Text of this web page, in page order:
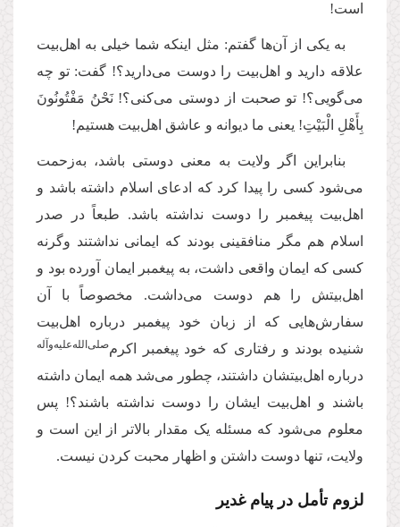
است!
به یکی از آن‌ها گفتم: مثل اینکه شما خیلی به اهل‌بیت
علاقه دارید و اهل‌بیت را دوست می‌دارید؟! گفت: تو چه
می‌گویی؟! تو صحبت از دوستی می‌کنی؟! نَحْنُ مَفْتُونُونَ
بِأَهْلِ الْبَيْتِ! یعنی ما دیوانه و عاشق اهل‌بیت هستیم!
بنابراین اگر ولایت به معنی دوستی باشد، به‌زحمت
می‌شود کسی را پیدا کرد که ادعای اسلام داشته باشد و
اهل‌بیت پیغمبر را دوست نداشته باشد. طبعاً در صدر
اسلام هم مگر منافقینی بودند که ایمانی نداشتند وگرنه
کسی که ایمان واقعی داشت، به پیغمبر ایمان آورده بود و
اهل‌بیتش را هم دوست می‌داشت. مخصوصاً با آن
سفارش‌هایی که از زبان خود پیغمبر درباره اهل‌بیت
شنیده بودند و رفتاری که خود پیغمبر اکرم‌صلی‌‌الله‌‌علیه‌‌و‌آله
درباره اهل‌بیتشان داشتند، چطور می‌شد همه ایمان داشته
باشند و اهل‌بیت ایشان را دوست نداشته باشند؟! پس
معلوم می‌شود که مسئله یک مقدار بالاتر از این است و
ولایت، تنها دوست داشتن و اظهار محبت کردن نیست.
لزوم تأمل در پیام غدیر